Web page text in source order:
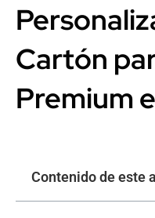
Cartón
Premium
Contenido de este